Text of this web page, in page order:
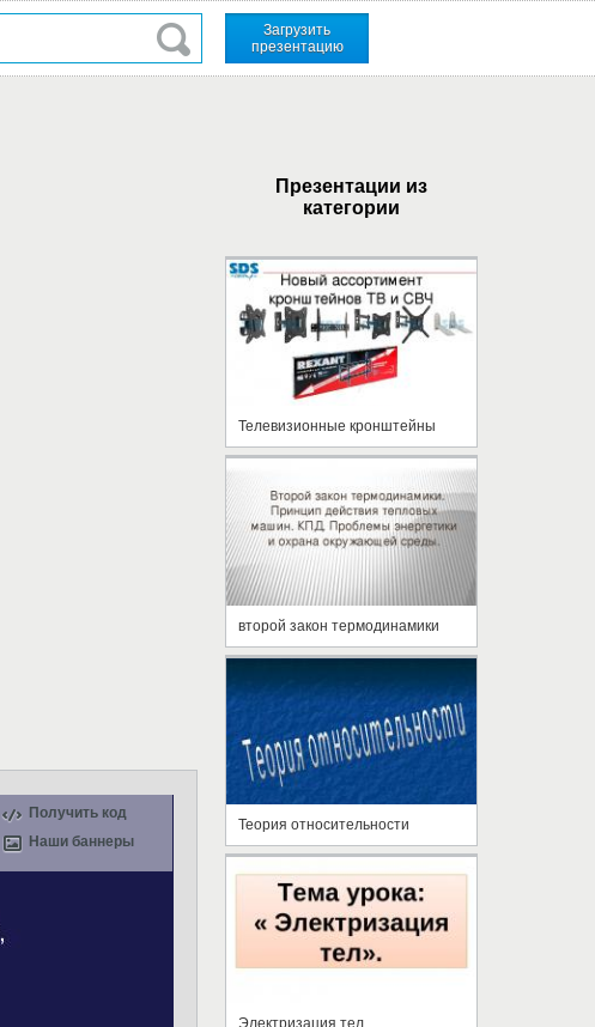
Загрузить
презентацию
Получить код
Наши баннеры
Презентации из
категории
Телевизионные кронштейны
второй закон термодинамики
Теория относительности
Электризация тел